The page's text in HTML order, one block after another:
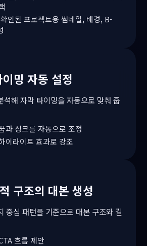
인된 프로젝트용 썸네일, 배경, B-
밍 자동 설정
석해 자막 타이밍을 자동으로 맞춰 줍
과 싱크를 자동으로 조정
이라이트 효과로 강조
구조의 대본 생성
중심 패턴을 기준으로 대본 구조와 길
흐름 제안